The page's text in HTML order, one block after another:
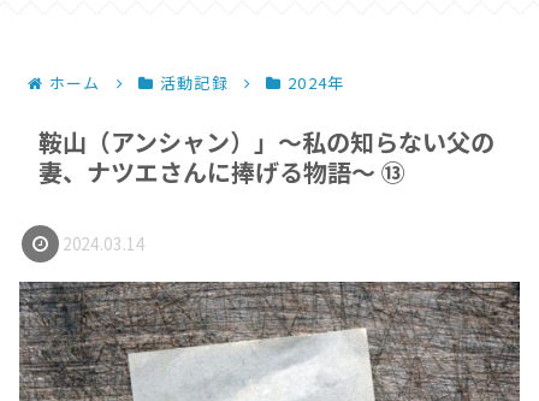
ホーム 活動記録 2024年
鞍山（アンシャン）」～私の知らない父の
妻、ナツエさんに捧げる物語～ ⑬
2024.03.14